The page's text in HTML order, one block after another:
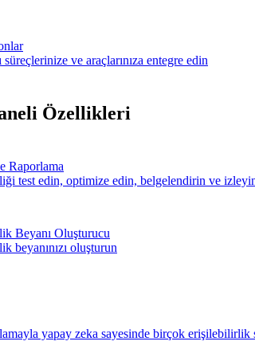
ve araçlarınıza entegre edin
Özellikleri
Raporlama
test edin, optimize edin, belgelendirin ve
Beyanı Oluşturucu
beyanınızı oluşturun
yapay zeka sayesinde birçok erişilebilirlik